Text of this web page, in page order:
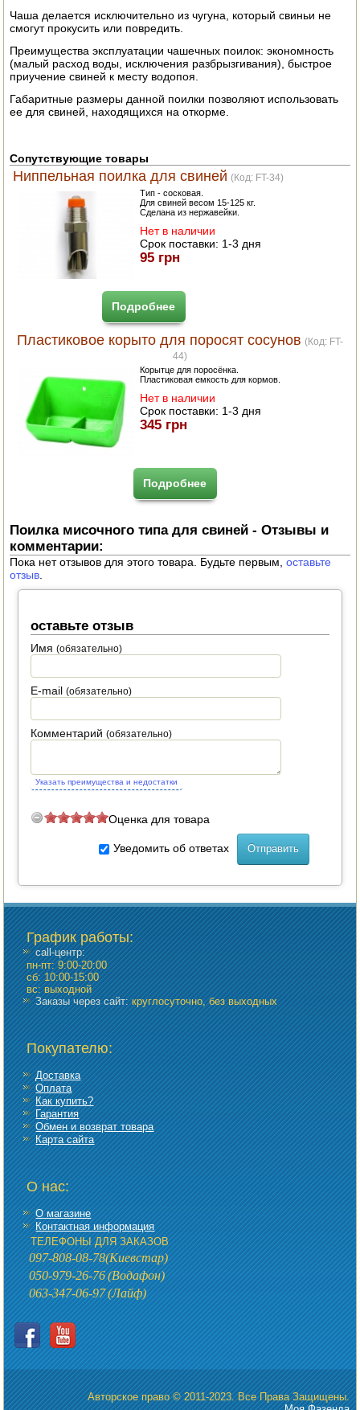
ОПРЫСКИВАТЕЛИ
ЭЛЕКТРО ШАШЛЫЧНИЦЫ
СОКОВЫЖИМАЛКИ
СУШИЛКИ ПРОДУКТОВ
СОКОВАРКИ
ТОВАРЫ ДЛЯ ЗИМЫ
ДЛЯ ФЕРМЕРА
ОБОРУДОВАНИЕ ДЛЯ ПЧЕЛОВОДСТВА
ДОИЛЬНЫЕ АППАРАТЫ
СРЕДСТВА ОТ ВРЕДИТЕЛЕЙ
ДУШ ДЛЯ ДАЧИ И ДОМА
МАНГАЛЫ, КОПТИЛЬНИ
Чаша делается исключительно из чугуна, который свиньи не
смогут прокусить или повредить.
Преимущества эксплуатации чашечных поилок: экономность
(малый расход воды, исключения разбрызгивания), быстрое
приучение свиней к месту водопоя.
Габаритные размеры данной поилки позволяют использовать
ее для свиней, находящихся на откорме.
Сопутствующие товары
Ниппельная поилка для свиней (Код: FT-34)
Тип - сосковая.
Для свиней весом 15-125 кг.
Сделана из нержавейки.
Нет в наличии
Срок поставки: 1-3 дня
95 грн
Подробнее
Пластиковое корыто для поросят сосунов (Код: FT-
44)
Корытце для поросёнка.
Пластиковая емкость для кормов.
Нет в наличии
Срок поставки: 1-3 дня
345 грн
Подробнее
Поилка мисочного типа для свиней - Отзывы и
комментарии:
Пока нет отзывов для этого товара. Будьте первым,оставьте
отзыв
оставьте отзыв
Имя(обязательно)
E-mail(обязательно)
Комментарий(обязательно)
Указать преимущества и недостатки
Оценка для товара
Уведомить об ответах
График работы:
call-центр:
пн-пт: 9:00-20:00
сб: 10:00-15:00
вс: выходной
Заказы через сайт:круглосуточно, без выходных
Покупателю:
Доставка
Оплата
Как купить?
Гарантия
Обмен и возврат товара
Карта сайта
О нас:
О магазине
Контактная информация
ТЕЛЕФОНЫ ДЛЯ ЗАКАЗОВ
097-808-08-78(Киевстар)
050-979-26-76(Водафон)
063-347-06-97(Лайф)
Авторское право © 2011-2023. Все Права Защищены.